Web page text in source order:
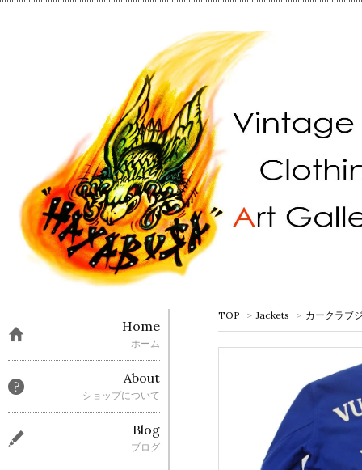
TOP > Jackets > カークラブ
Home
ホーム
About
ショップについて
Blog
ブログ